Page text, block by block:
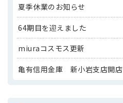
夏季休業のお知らせ
64期目を迎えました
miuraコスモス更新
亀有信用金庫 新小岩支店開店